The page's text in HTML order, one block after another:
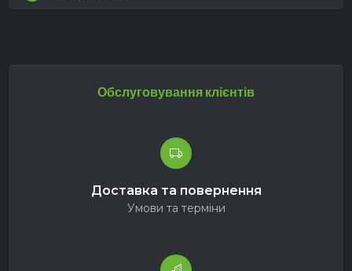
Обслуговування клієнтів
Доставка та повернення
Умови та терміни